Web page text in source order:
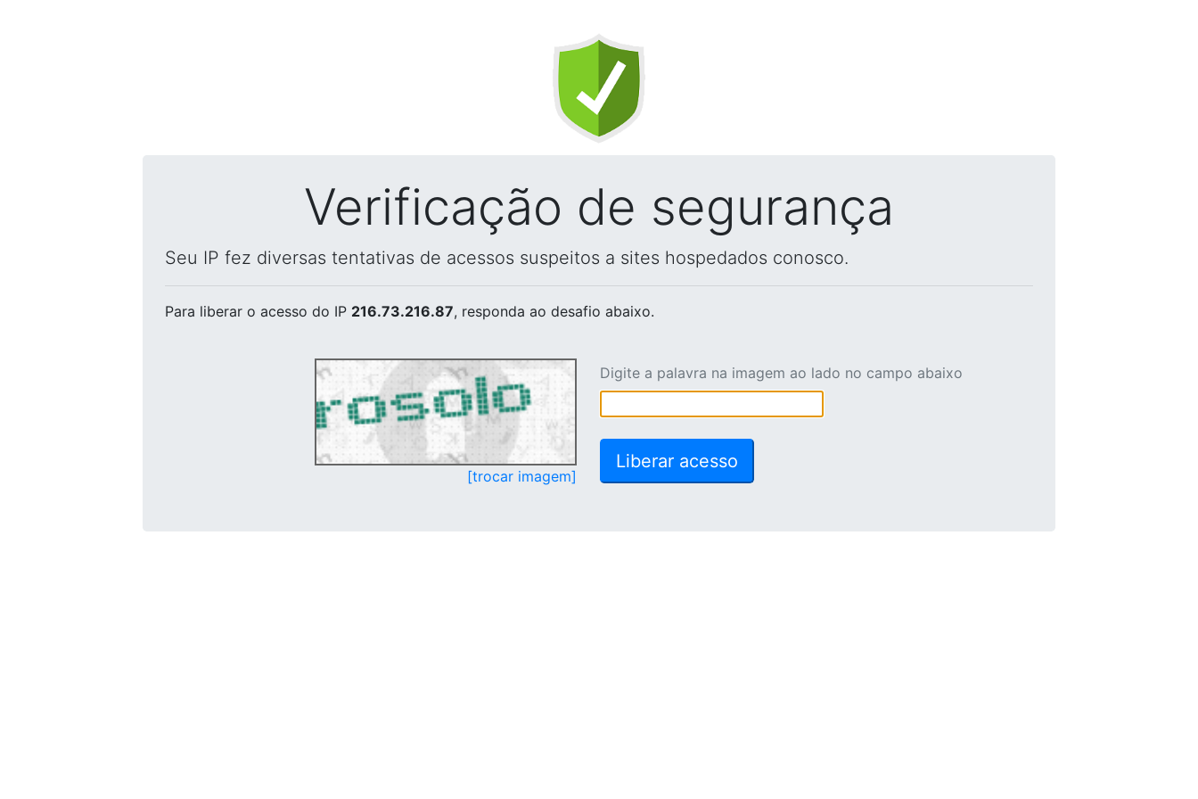
Verificação de segurança
Seu IP fez diversas tentativas de acessos suspeitos a sites hospedados conosco.
Para liberar o acesso do IP 216.73.216.87, responda ao desafio abaixo.
[trocar imagem]
Digite a palavra na imagem ao lado no campo abaixo